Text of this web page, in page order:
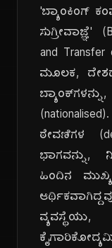
'ಬ್ಯಾಂಕಿಂಗ್
ಸುಗ್ರೀವಾಜ್ಞೆ'
and
ಮೂಲಕ,
ಠೇವಣಿಗಳ
ಭಾಗವನ್ನು,
ಹಿಂದಿನ